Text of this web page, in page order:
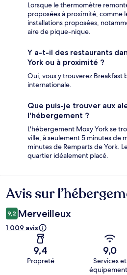
Lorsque le thermomètre
proposées à proximité, comme
installations proposées,
aire de pique-nique.
Y a-t-il des restaurants
York ou à proximité ?
Oui, vous y trouverez Breakfast
internationale.
Que puis-je trouver aux
l'hébergement ?
L'hébergement Moxy York se
ville, à seulement 5 minutes de
minutes de Remparts de York.
quartier idéalement placé.
Avis
Avis sur
9,2 Merveilleux
1 009 avis
9,4
Propreté
9,0
Services et